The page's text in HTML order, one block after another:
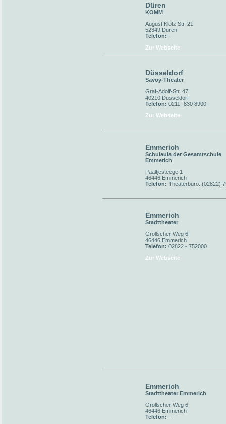
Düren
KOMM
August Klotz Str. 21
52349 Düren
Telefon: -
Zur Webseite
Düsseldorf
Savoy-Theater
Graf-Adolf-Str. 47
40210 Düsseldorf
Telefon: 0211- 830 8900
Zur Webseite
Emmerich
Schulaula der Gesamtschule
Emmerich
Paaltjesteege 1
46446 Emmerich
Telefon: Theaterbüro: (02822)
Emmerich
Stadttheater
Grollscher Weg 6
46446 Emmerich
Telefon: 02822 - 752000
Zur Webseite
Emmerich
Stadttheater Emmerich
Grollscher Weg 6
46446 Emmerich
Telefon: -